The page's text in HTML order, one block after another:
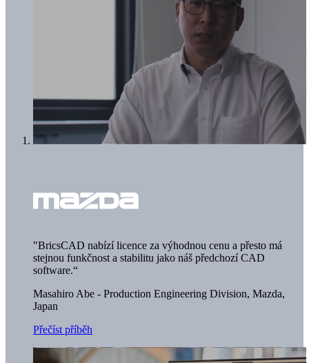
"BricsCAD nabízí licence za výhodnou cenu a přesto má
stejnou funkčnost a stabilitu jako náš předchozí CAD
software.“
Masahiro Abe - Production Engineering Division, Mazda,
Japan
Přečíst příběh